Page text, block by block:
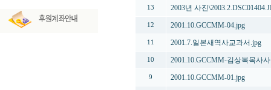
13 2003년 사진
12 2001.10.GCCMM-04.jpg
11 2001.7.일본새역사교과서.jpg
10 2001.10.GCCMM-김상복목사
9 2001.10.GCCMM-01.jpg